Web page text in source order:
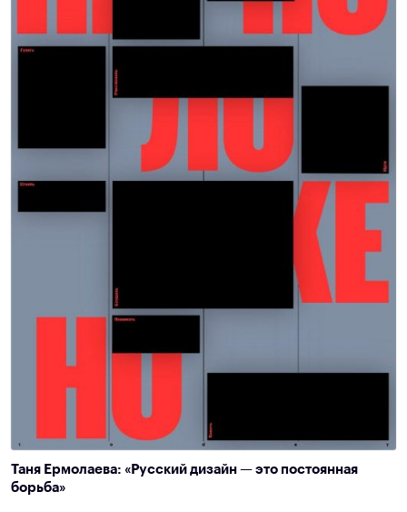
Таня Ермолаева: «Русский дизайн — это постоянная
борьба»